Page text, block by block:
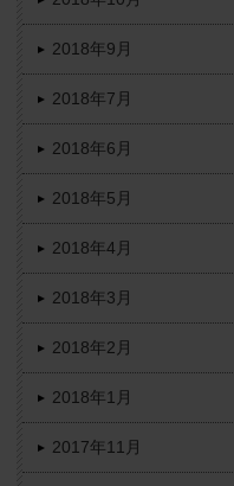
2018年9月
2018年7月
2018年6月
2018年5月
2018年4月
2018年3月
2018年2月
2018年1月
2017年11月